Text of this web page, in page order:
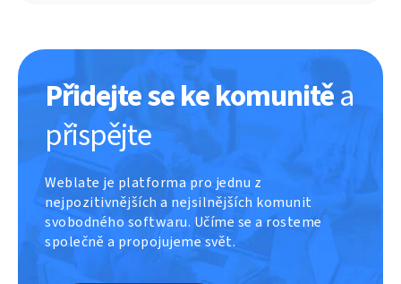
Přidejte se ke komunitěa
přispějte
Weblate je platforma pro jednu z
nejpozitivnějších a nejsilnějších komunit
svobodného softwaru. Učíme se a rosteme
společně a propojujeme svět.